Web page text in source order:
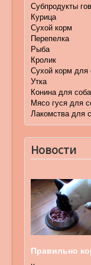
Субпродукты
Курица
Сухой корм
Перепелка
Рыба
Кролик
Сухой корм для
Утка
Конина для
Мясо гуся для
Лакомства для
Новости
Правильно